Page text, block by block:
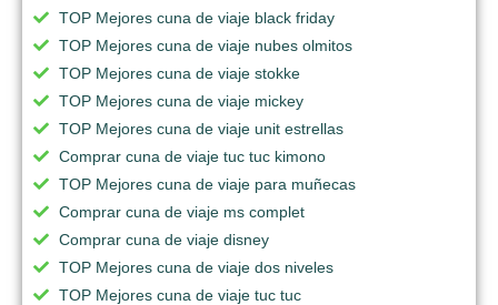
TOP Mejores cuna de viaje black friday
TOP Mejores cuna de viaje nubes olmitos
TOP Mejores cuna de viaje stokke
TOP Mejores cuna de viaje mickey
TOP Mejores cuna de viaje unit estrellas
Comprar cuna de viaje tuc tuc kimono
TOP Mejores cuna de viaje para muñecas
Comprar cuna de viaje ms complet
Comprar cuna de viaje disney
TOP Mejores cuna de viaje dos niveles
TOP Mejores cuna de viaje tuc tuc